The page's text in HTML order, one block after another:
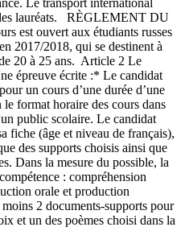
lauréats. RÈGLEMENT DU
est ouvert aux étudiants russes
2017/2018, qui se destinent à
20 à 25 ans. Article 2 Le
épreuve écrite :* Le candidat
un cours d’une durée d’une
format horaire des cours dans
public scolaire. Le candidat
fiche (âge et niveau de français),
des supports choisis ainsi que
Dans la mesure du possible, la
: compréhension
orale et production
2 documents-supports pour
et un des poèmes choisi dans la